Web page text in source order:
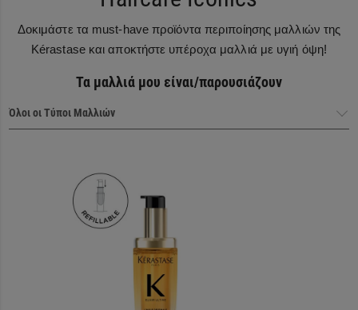
Δοκιμάστε τα must-have προϊόντα περιποίησης μαλλιών της
Kérastase και αποκτήστε υπέροχα μαλλιά με υγιή όψη!
Τα μαλλιά μου είναι/παρουσιάζουν
Haircare Heroes